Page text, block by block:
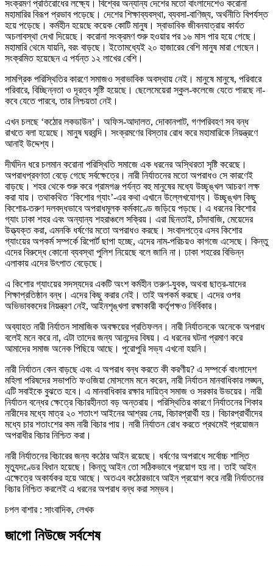
সংক্রমণ প্রতিরোধের লক্ষ্যে। বিশ্বের অন্যান্য দেশের মতো বাংলাদেশেও করোনা
মহামারির বিরূপ প্রভাব পড়েছে। দেশের শিক্ষাব্যবস্থা, ব্যবসা-বাণিজ্য, অর্থনীতি বিপর্যস্ত
হয়ে পড়েছে। কর্মহীন হয়েছে কয়েক কোটি মানুষ। স্বাভাবিক জীবনযাত্রায় কার্যত
অচলাবস্থা দেখা দিয়েছে। করোনা সংক্রমণ শুরু হওয়ার পর ১৬ মাস পার হয়ে গেছে।
মহামারি থেমে যায়নি, বরং বাড়ছে। ইতোমধ্যেই ২০ হাজারের বেশি মানুষ মারা গেছেন।
সংক্রমিত হয়েছেন এ পর্যন্ত ১২ লাখের বেশি।
সামগ্রিক পরিস্থিতির কারণে সমাজও স্বাভাবিক অবস্থায় নেই। মানুষে মানুষে, পরিবারে
পরিবারে, বিচ্ছিন্নতা ও দূরত্ব সৃষ্টি হয়েছে। ছেলেমেয়েরা স্কুল-কলেজে যেতে পারছে না-
কবে যেতে পারবে, তার নিশ্চয়তা নেই।
এখন চলছে ‘কঠোর লকডাউন’। অফিস-আদালত, দোকানপাট, গণপরিবহণ সব বন্ধ
রাখতে বলা হয়েছে। মানুষ ঘরবন্দি। সংক্রমণের বিস্তার রোধ করে মহামারিকে নিয়ন্ত্রণে
আনাই উদ্দেশ্য।
দীর্ঘদিন ধরে চলমান করোনা পরিস্থিতি সমাজে এক ধরনের অস্থিরতা সৃষ্টি করেছে।
অপরাধপ্রবণতা বেড়ে গেছে সর্বক্ষেত্রে। নারী নির্যাতনের মতো অপরাধও সে কারণেই
বাড়ছে। শহর থেকে শুরু করে গ্রামগঞ্জ পর্যন্ত বহু মানুষের মধ্যে উচ্ছৃঙ্খল আচরণ লক্ষ
করা যায়। তথাকথিত ‘কিশোর গ্যাং’-এর কথা এখানে উল্লেখযোগ্য। উচ্ছৃঙ্খল কিছু
কিশোর-তরুণ দলবদ্ধভাবে অপরাধমূলক কর্মকাণ্ডে জড়িয়ে পড়ছে। এ ধরনের কিশোর
গ্যাং ঢাকা শহর এবং অন্যান্য শহরাঞ্চলে সক্রিয়। এরা ছিনতাই, চাঁদাবাজি, মেয়েদের
উত্ত্যক্ত করা, এমনকি ধর্ষণের মতো অপরাধও করছে। সংবাদপত্রে এসব কিশোর
গ্যাংয়ের অপকর্ম সম্পর্কে রিপোর্ট ছাপা হচ্ছে, এদের নাম-পরিচয়ও কাগজে এসেছে। কিন্তু
এদের বিরুদ্ধে কোনো ব্যবস্থা পুলিশ নিয়েছে বলে জানি না। ঢাকা শহরের বিভিন্ন
এলাকায় এদের উৎপাত বেড়েছে।
এ কিশোর গ্যাংয়ের সদস্যদের একটি অংশ কর্মহীন তরুণ-যুবক, অথবা ছাত্র-যাদের
শিক্ষাপ্রতিষ্ঠান বন্ধ। এদের কিছু করার নেই। তাই অপকর্ম করছে। এদের ওপর
অভিভাবকদের নিয়ন্ত্রণ নেই, আইনশৃঙ্খলা রক্ষাকারী কর্তৃপক্ষও নির্বিকার।
অব্যাহত নারী নির্যাতন সামাজিক অবক্ষয়ের প্রতিফলন। নারী নির্যাতনকে অনেকে অপরাধ
বলেই মনে করে না, এটা তাদের জন্য আনন্দের বিষয়। এ ধরনের ঘটনা প্রমাণ করে
আমাদের সমাজ অনেক পিছিয়ে আছে। পুরোপুরি সভ্য এখনো হয়নি।
নারী নির্যাতন কেন বাড়ছে এবং এ অপরাধ বন্ধ করতে কী করণীয়? এ সম্পর্কে বাংলাদেশ
মহিলা পরিষদের সভাপতি ফওজিয়া মোসলেম মনে করেন, নারী নির্যাতন মানবাধিকার লঙ্ঘন,
এটি সবাইকে বুঝতে হবে। এ মানবাধিকার রক্ষার দায়িত্ব সমাজ ও সরকার উভয়ের। নারী
নির্যাতন বন্ধের ক্ষেত্রে বিচারহীনতা বড় অন্তরায়। পরিস্থিতির কারণে নির্যাতনের শিকার
নারীদের মধ্যে মাত্র ২০ শতাংশ আইনের আশ্রয় নেয়, বিচারপ্রার্থী হয়। বিচারপ্রার্থীদের
মধ্যে চার শতাংশের কম নারী বিচার পায়। নারী নির্যাতন রোধ করতে প্রথমেই প্রয়োজন
অপরাধীর বিচার নিশ্চিত করা।
নারী নির্যাতনের বিচারের জন্য কঠোর আইন রয়েছে। ধর্ষণের অপরাধে সর্বোচ্চ শাস্তি
মৃত্যুদণ্ডের বিধান হয়েছে। কিন্তু আইন তো সঠিকভাবে প্রয়োগ হয় না। তাই আইন
এক্ষেত্রে অকার্যকর হয়ে আছে। অতএব কঠোরভাবে আইন প্রয়োগ করে নারী নির্যাতনের
বিচার নিশ্চিত করলেই এ ধরনের অপরাধ বন্ধ করা সম্ভব।
চপল বাশার : সাংবাদিক, লেখক
জাগো নিউজে সর্বশেষ